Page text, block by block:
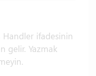
ifadesinin
gelir. Yazmak